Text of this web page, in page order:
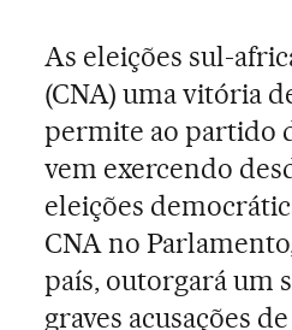
As eleições sul-
(CNA) uma vitória
permite ao partido
vem exercendo
eleições
CNA no
país, outorgará um
graves acusações